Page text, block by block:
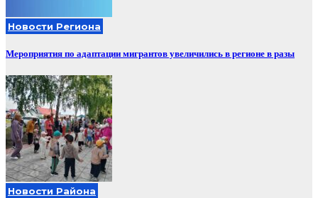
Новости Региона
Мероприятия по адаптации мигрантов увеличились в регионе в разы
Новости Района